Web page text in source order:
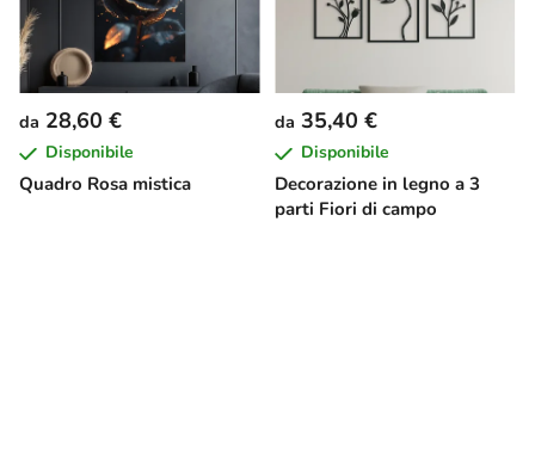
Quadro Rosa mistica
da 28,60 €
Disponibile
Decorazione in legno a 3
parti Fiori di campo
da 35,40 €
Disponibile